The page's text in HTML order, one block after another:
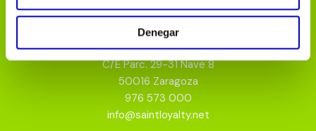
Denegar
Polígono Malpica
C/E Parc. 29-31 Nave 8
50016 Zaragoza
976 573 000
info@saintloyalty.net